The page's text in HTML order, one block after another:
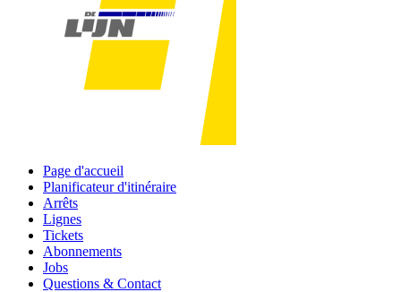
Page d'accueil
Planificateur d'itinéraire
Arrêts
Lignes
Tickets
Abonnements
Jobs
Questions & Contact